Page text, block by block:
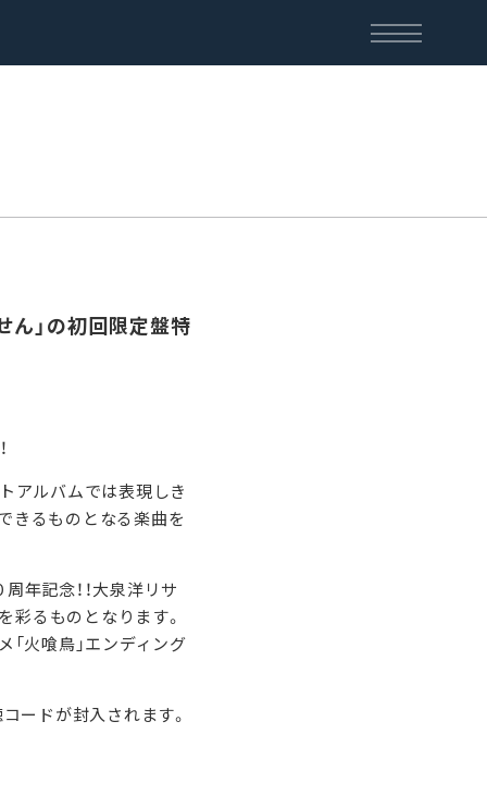
」の初回限定盤特
アルバムでは表現しき
きるものとなる楽曲を
年記念！！大泉洋リサ
るものとなります。
「火喰鳥」エンディング
ードが封入されます。